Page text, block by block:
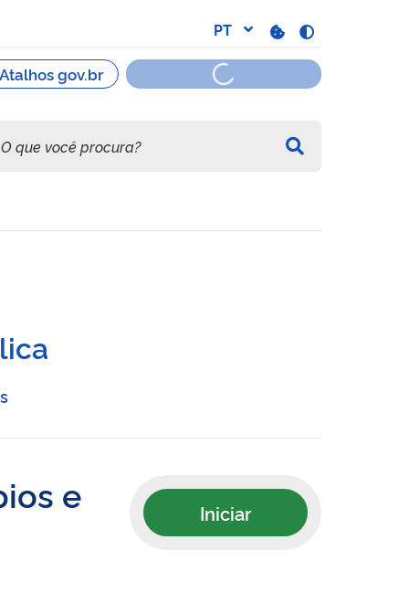
e
Iniciar